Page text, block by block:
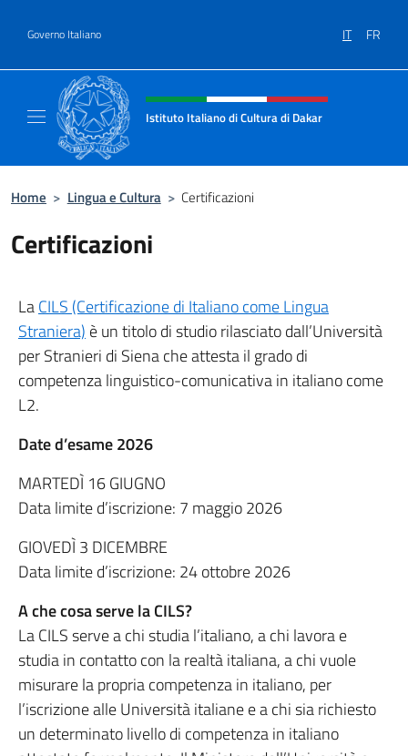
Governo Italiano IT FR
Intestazione sito, social e menù
Istituto Italiano di Cultura di Dakar
Home > Lingua e Cultura > Certificazioni
Certificazioni
LaCILS (Certificazione di Italiano come Lingua
Straniera) è un titolo di studio rilasciato dall’Università
per Stranieri di Siena che attesta il grado di
competenza linguistico-comunicativa in italiano come
L2.
Date d’esame 2026
MARTEDÌ 16 GIUGNO
Data limite d’iscrizione: 7 maggio 2026
GIOVEDÌ 3 DICEMBRE
Data limite d’iscrizione: 24 ottobre 2026
A che cosa serve la CILS?
La CILS serve a chi studia l’italiano, a chi lavora e
studia in contatto con la realtà italiana, a chi vuole
misurare la propria competenza in italiano, per
l’iscrizione alle Università italiane e a chi sia richiesto
un determinato livello di competenza in italiano